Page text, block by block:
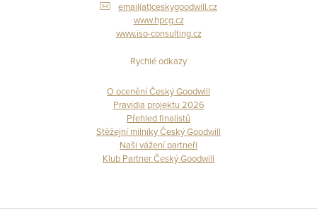
email(at)ceskygoodwill.cz
www.hpcg.cz
www.iso-consulting.cz
Rychlé odkazy
O ocenění Český Goodwill
Pravidla projektu 2026
Přehled finalistů
Stěžejní milníky Český Goodwill
Naši vážení partneři
Klub Partner Český Goodwill